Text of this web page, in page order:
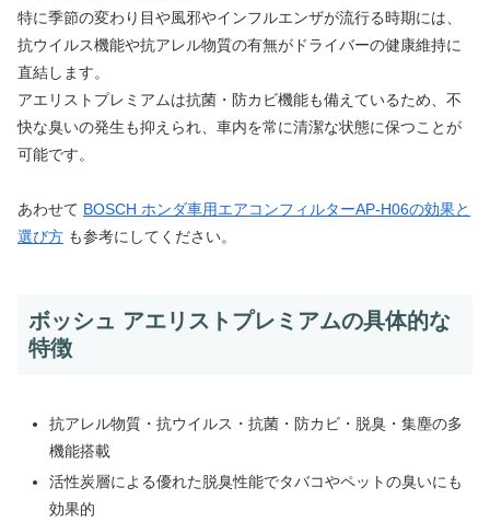
特に季節の変わり目や風邪やインフルエンザが流行る時期には、
抗ウイルス機能や抗アレル物質の有無がドライバーの健康維持に
直結します。
アエリストプレミアムは抗菌・防カビ機能も備えているため、不
快な臭いの発生も抑えられ、車内を常に清潔な状態に保つことが
可能です。
あわせて BOSCH ホンダ車用エアコンフィルターAP-H06の効果と
選び方 も参考にしてください。
ボッシュ アエリストプレミアムの具体的な
特徴
抗アレル物質・抗ウイルス・抗菌・防カビ・脱臭・集塵の多
機能搭載
活性炭層による優れた脱臭性能でタバコやペットの臭いにも
効果的